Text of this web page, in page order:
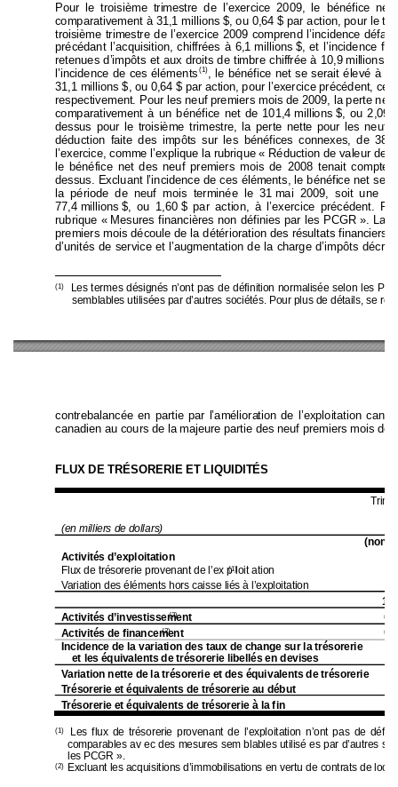
Pour le troisième trimestre de l’exercice 2009, le bénéfice net
comparativement à 31,1 millions $, ou 0,64 $ par action, pour le
troisième trimestre de l’exercice 2009 comprend l’incidence
précédant l’acquisition, chiffrées à 6,1 millions $, et l’incidence
retenues d’impôts et aux droits de timbre chiffrée à 10,9 millions $
l’incidence de ces éléments (1), le bénéfice net se serait élevé à
31,1 millions $, ou 0,64 $ par action, pour l’exercice précédent, ce
respectivement. Pour les neuf premiers mois de 2009, la perte
comparativement à un bénéfice net de 101,4 millions $, ou 2,09
dessus pour le troisième trimestre, la perte nette pour les neuf
déduction faite des impôts sur les bénéfices connexes, de
l’exercice, comme l’explique la rubrique « Réduction de valeur de
le bénéfice net des neuf premiers mois de 2008 tenait compte
dessus. Excluant l’incidence de ces éléments, le bénéfice net se
la période de neuf mois terminée le 31 mai 2009, soit une
77,4 millions $, ou 1,60 $ par action, à l’exercice précédent.
rubrique « Mesures financières non définies par les PCGR ».
La
premiers mois découle de la détérioration des résultats financiers
d’unités de service et l’augmentation de la charge d’impôts décr
(1) Les termes désignés n’ont pas de définition normalisée selon les
semblables uti lisées par d’autres sociétés. Pour plus de détails, se
contrebalancée en partie par l’amélioration de l’exploitation
canadien au cours de la majeure partie des neuf premiers mois de
FLUX DE TRÉSORERIE ET LIQUIDITÉS
(en milliers de dollars)
Activités d’exploitation
Flux de trésorerie provenant de l’ex p loit ation
(1)
Variation des éléments hors caisse liés à l’exploitation
Activités d’investissement
(2)
Activités de financement
(2)
Incidence de la variation des taux de change sur la trésorerie
et les équivalents de trésorerie libellés en devises
Variation nette de la trésorerie et des équivalents de trésorerie
Trésorerie et équivalents de trésorerie au début
Trésorerie et équivalents de trésorerie à la fin
(1)
  Les flux de trésorerie proven
ant de l’exploitation n’ont pas de
comparables av ec des mesures sem blables utilisé es par d’autres
les PCGR ».
(2) Excluant les acquisitions d’immobilisations en vertu de contrats de